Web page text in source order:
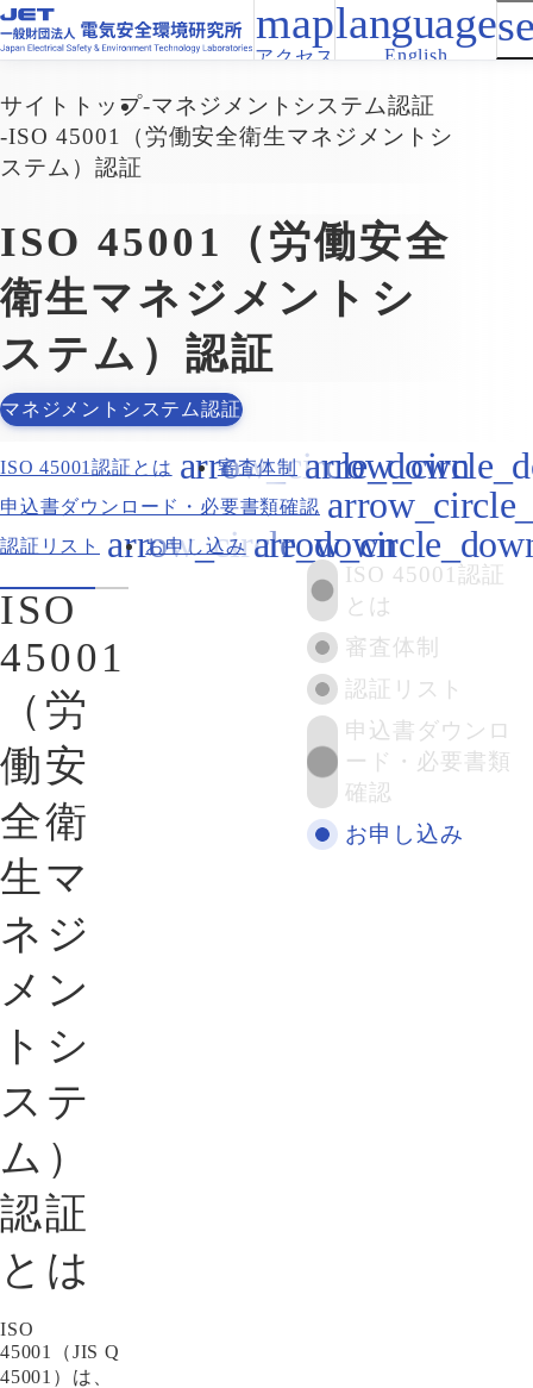
アクセス English
サイトトップ マネジメントシステム認証
ISO 45001（労働安全衛生マネジメントシ
ステム）認証
ISO 45001（労働安全
衛生マネジメントシ
ステム）認証
マネジメントシステム認証
ISO 45001認証とは
審査体制
申込書ダウンロード・必要書類確認
認証リスト
お申し込み
ISO
45001
（労
働安
全衛
生マ
ネジ
メン
トシ
ステ
ム）
認証
とは
ISO
45001（JIS Q
45001）は、
ISO 45001認証
とは
審査体制
認証リスト
申込書ダウンロ
ード・必要書類
確認
お申し込み